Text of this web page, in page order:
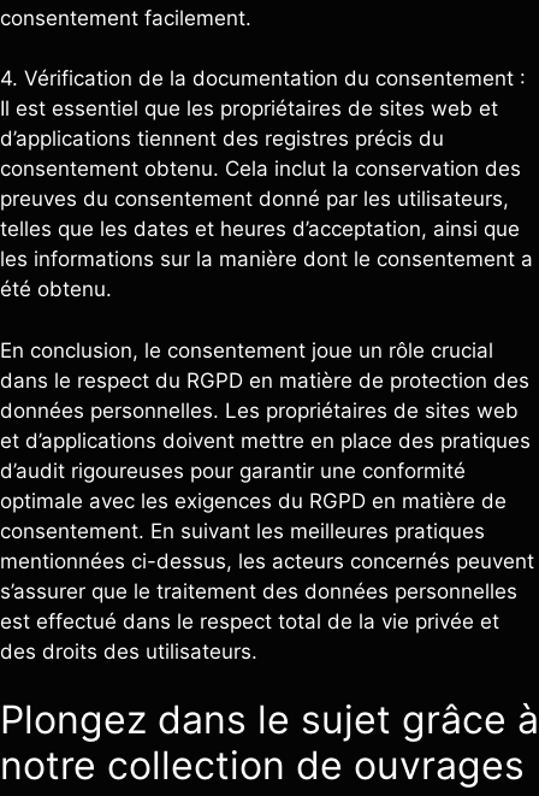
consentement facilement.
4. Vérification de la documentation du consentement :
Il est essentiel que les propriétaires de sites web et
d’applications tiennent des registres précis du
consentement obtenu. Cela inclut la conservation des
preuves du consentement donné par les utilisateurs,
telles que les dates et heures d’acceptation, ainsi que
les informations sur la manière dont le consentement a
été obtenu.
En conclusion, le consentement joue un rôle crucial
dans le respect du RGPD en matière de protection des
données personnelles. Les propriétaires de sites web
et d’applications doivent mettre en place des pratiques
d’audit rigoureuses pour garantir une conformité
optimale avec les exigences du RGPD en matière de
consentement. En suivant les meilleures pratiques
mentionnées ci-dessus, les acteurs concernés peuvent
s’assurer que le traitement des données personnelles
est effectué dans le respect total de la vie privée et
des droits des utilisateurs.
Plongez dans le sujet grâce à
notre collection de ouvrages